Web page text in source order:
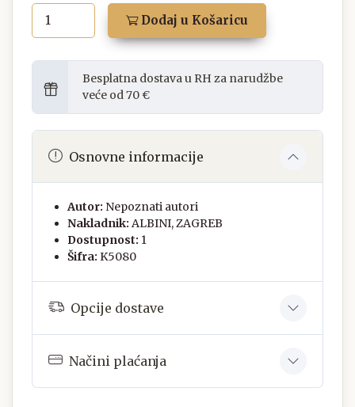
Dodaj u Košaricu
Besplatna dostava u RH za narudžbe
veće od 70 €
Osnovne informacije
Autor: Nepoznati autori
Nakladnik: ALBINI, ZAGREB
Dostupnost: 1
Šifra: K5080
Opcije dostave
Načini plaćanja